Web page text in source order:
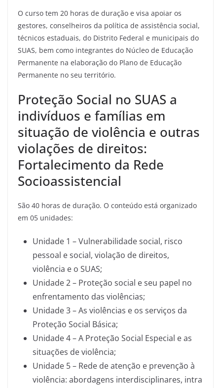
O curso tem 20 horas de duração e visa apoiar os
gestores, conselheiros da política de assistência social,
técnicos estaduais, do Distrito Federal e municipais do
SUAS, bem como integrantes do Núcleo de Educação
Permanente na elaboração do Plano de Educação
Permanente no seu território.
Proteção Social no SUAS a
indivíduos e famílias em
situação de violência e outras
violações de direitos:
Fortalecimento da Rede
Socioassistencial
São 40 horas de duração. O conteúdo está organizado
em 05 unidades:
Unidade 1 – Vulnerabilidade social, risco
pessoal e social, violação de direitos,
violência e o SUAS;
Unidade 2 – Proteção social e seu papel no
enfrentamento das violências;
Unidade 3 – As violências e os serviços da
Proteção Social Básica;
Unidade 4 – A Proteção Social Especial e as
situações de violência;
Unidade 5 – Rede de atenção e prevenção à
violência: abordagens interdisciplinares, intra